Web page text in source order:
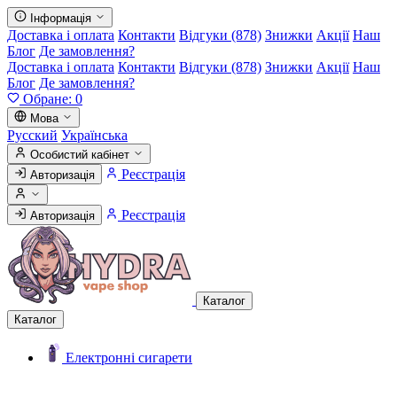
Інформація
Доставка і оплата Контакти Відгуки (878) Знижки Акції Наш
Блог Де замовлення?
Доставка і оплата Контакти Відгуки (878) Знижки Акції Наш
Блог Де замовлення?
Обране: 0
Мова
Русский Українська
Особистий кабінет
Авторизація
Реєстрація
Авторизація Реєстрація
Каталог
Каталог
Електронні сигарети